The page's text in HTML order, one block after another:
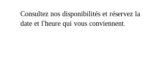
Consultez nos disponibilités et réservez la
date et l'heure qui vous conviennent.